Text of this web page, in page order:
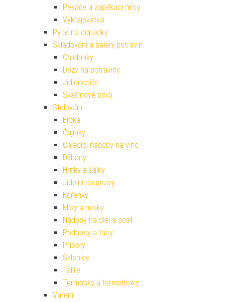
Pekáče a zapékací mísy
Vykrajovátka
Pytle na odpadky
Skladování a balení potravin
Chlebníky
Dózy na potraviny
Jídlonosiče
Svačinové boxy
Stolování
Brčka
Čajníky
Chladící nádoby na víno
Džbány
Hrnky a šálky
Jídelní soupravy
Kořenky
Mísy a misky
Nádoby na olej a ocet
Podnosy a tácy
Příbory
Sklenice
Talíře
Termosky a termohrnky
Vaření